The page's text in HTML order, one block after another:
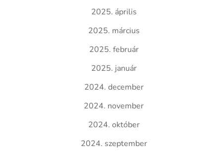
2025. április
2025. március
2025. február
2025. január
2024. december
2024. november
2024. október
2024. szeptember